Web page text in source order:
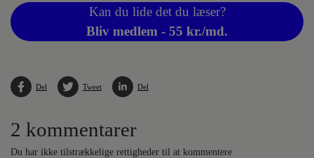
Kan du lide det du læser?
Bliv medlem - 55 kr./md.
Del Tweet Del
2 kommentarer
Du har ikke tilstrækkelige rettigheder til at kommentere